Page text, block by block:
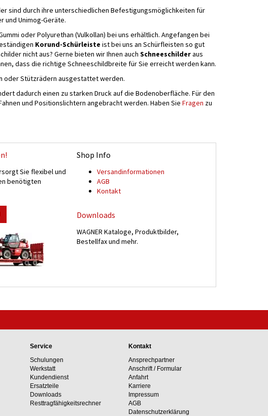
sind durch ihre unterschiedlichen Befestigungsmöglichkeiten für
und Unimog-Geräte.
oder Polyurethan (Vulkollan) bei uns erhältlich. Angefangen bei
Korund-Schürleiste ist bei uns an Schürfleisten so gut
nicht aus? Gerne bieten wir Ihnen auch Schneeschilderaus
dass die richtige Schneeschildbreite für Sie erreicht werden kann.
oder Stützrädern ausgestattet werden.
dadurch einen zu starken Druck auf die Bodenoberfläche. Für den
und Positionslichtern angebracht werden. Haben Sie Fragen zu
Sie flexibel und
benötigten
Shop Info
Versand­informationen
AGB
Kontakt
Downloads
WAGNER Kataloge, Produktbilder,
Bestellfax und mehr.
Service
Schulungen
Werkstatt
Kundendienst
Ersatzteile
Downloads
Resttragfähig­keits­rechner
Kontakt
Ansprechpartner
Anschrift / Formular
Anfahrt
Karriere
Impressum
AGB
Datenschutzerklärung